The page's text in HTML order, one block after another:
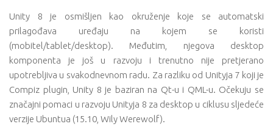
Unity 8 je osmišljen kao okruženje koje se automatski
prilagođava uređaju na kojem se koristi
(mobitel/tablet/desktop). Međutim, njegova desktop
komponenta je još u razvoju i trenutno nije pretjerano
upotrebljiva u svakodnevnom radu. Za razliku od Unityja 7 koji je
Compiz plugin, Unity 8 je baziran na Qt-u i QML-u. Očekuju se
značajni pomaci u razvoju Unityja 8 za desktop u ciklusu sljedeće
verzije Ubuntua (15.10, Wily Werewolf).